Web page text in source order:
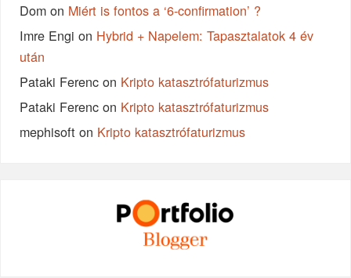
Dom on Miért is fontos a ‘6-confirmation’ ?
Imre Engi on Hybrid + Napelem: Tapasztalatok 4 év
után
Pataki Ferenc on Kripto katasztrófaturizmus
Pataki Ferenc on Kripto katasztrófaturizmus
mephisoft on Kripto katasztrófaturizmus